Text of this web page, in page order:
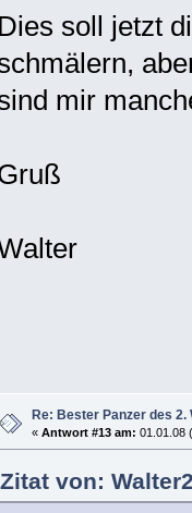
Dies soll jetzt
mir
Re: Bester Panzer des 2.
« Antwort #13 am: 01.01.08
Zitat von: